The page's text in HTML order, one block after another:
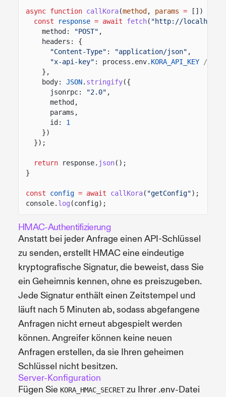
async function callKora(method , params =
[]) {
const
response = await fetch( "http://
method:
"POST" ,
headers: {
"Content-Type" : "application/json" ,
"x-api-key" : process.env. KORA_API_KEY
//
},
body:
JSON. stringify({
jsonrpc:
"2.0" ,
method,
params,
id:
1
})
});
return response. json();
}
const config = await callKora( "getConfig");
console. log (config);
HMAC-Authentifizierung
Anstatt bei jeder Anfrage einen API-Schlüssel
zu senden, erstellt HMAC eine eindeutige
kryptografische Signatur, die beweist, dass Sie
ein Geheimnis kennen, ohne es preiszugeben.
Jede Signatur enthält einen Zeitstempel und
läuft nach 5 Minuten ab, sodass abgefangene
Anfragen nicht erneut abgespielt werden
können. Angreifer können keine neuen
Anfragen erstellen, da sie Ihren geheimen
Schlüssel nicht besitzen.
Server-Konfiguration
Fügen Sie KORA_HMAC_SECRETzu Ihrer .env-Datei